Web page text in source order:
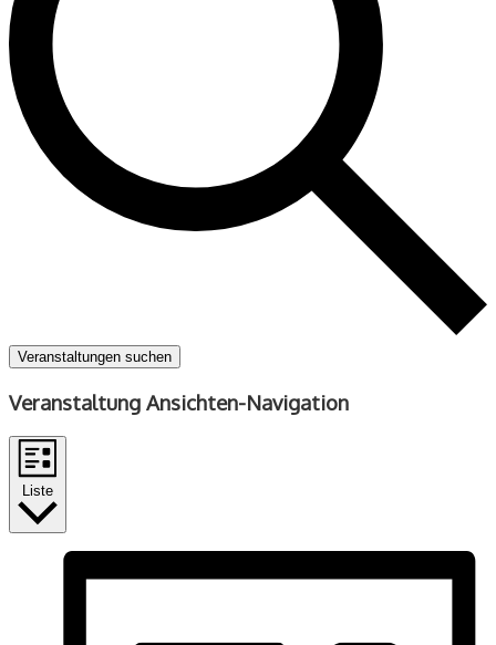
Veranstaltungen suchen
Veranstaltung Ansichten-Navigation
Liste